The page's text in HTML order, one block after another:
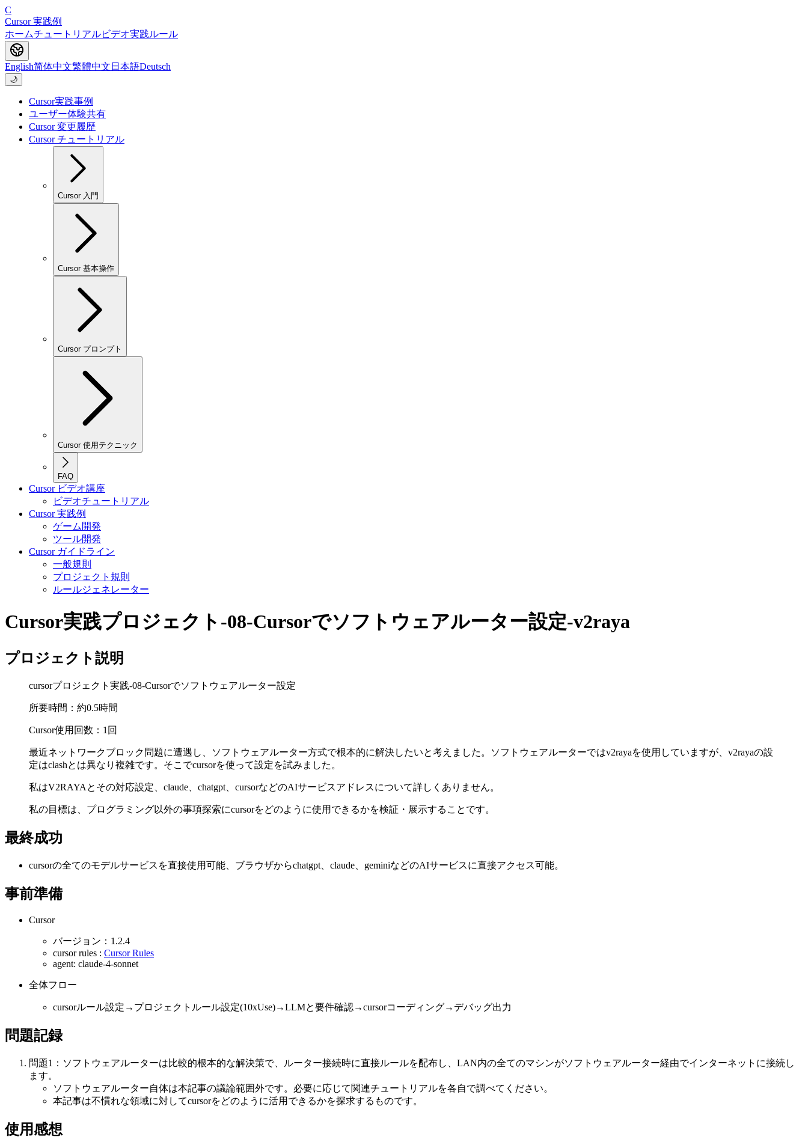
C
Cursor 実践例
ホームチュートリアルビデオ実践ルール
English简体中文繁體中文 日本語Deutsch
🌙
Cursor実践事例
ユーザー体験共有
Cursor 変更履歴
Cursor チュートリアル
Cursor 入門
Cursor 基本操作
Cursor プロンプト
Cursor 使用テクニック
FAQ
Cursor ビデオ講座
ビデオチュートリアル
Cursor 実践例
ゲーム開発
ツール開発
Cursor ガイドライン
一般規則
プロジェクト規則
ルールジェネレーター
Cursor実践プロジェクト-08-Cursorでソフトウェアルーター設定-v2raya
プロジェクト説明
cursorプロジェクト実践-08-Cursorでソフトウェアルーター設定
所要時間：約0.5時間
Cursor使用回数：1回
最近ネットワークブロック問題に遭遇し、ソフトウェアルーター方式で根本的に解決したいと考えました。ソフトウェアルーターではv2rayaを使用していますが、v2rayaの設
定はclashとは異なり複雑です。そこでcursorを使って設定を試みました。
私はV2RAYAとその対応設定、claude、chatgpt、cursorなどのAIサービスアドレスについて詳しくありません。
私の目標は、プログラミング以外の事項探索にcursorをどのように使用できるかを検証・展示することです。
最終成功
cursorの全てのモデルサービスを直接使用可能、ブラウザからchatgpt、claude、geminiなどのAIサービスに直接アクセス可能。
事前準備
Cursor
バージョン：1.2.4
cursor rules : Cursor Rules
agent: claude-4-sonnet
全体フロー
cursorルール設定→プロジェクトルール設定(10xUse)→LLMと要件確認→cursorコーディング→デバッグ出力
問題記録
問題1：ソフトウェアルーターは比較的根本的な解決策で、ルーター接続時に直接ルールを配布し、LAN内の全てのマシンがソフトウェアルーター経由でインターネットに接続し
ます。
ソフトウェアルーター自体は本記事の議論範囲外です。必要に応じて関連チュートリアルを各自で調べてください。
本記事は不慣れな領域に対してcursorをどのように活用できるかを探求するものです。
使用感想